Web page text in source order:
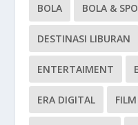
BOLA BOLA &
DESTINASI LIBURAN
ENTERTAIMENT
ERA DIGITAL FILM